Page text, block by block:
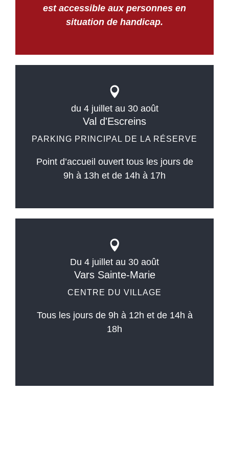
est accessible aux personnes en
situation de handicap.
du 4 juillet au 30 août
Val d'Escreins
PARKING PRINCIPAL DE LA RÉSERVE
Point d’accueil ouvert tous les jours de
9h à 13h et de 14h à 17h
Du 4 juillet au 30 août
Vars Sainte-Marie
CENTRE DU VILLAGE
Tous les jours de 9h à 12h et de 14h à
18h